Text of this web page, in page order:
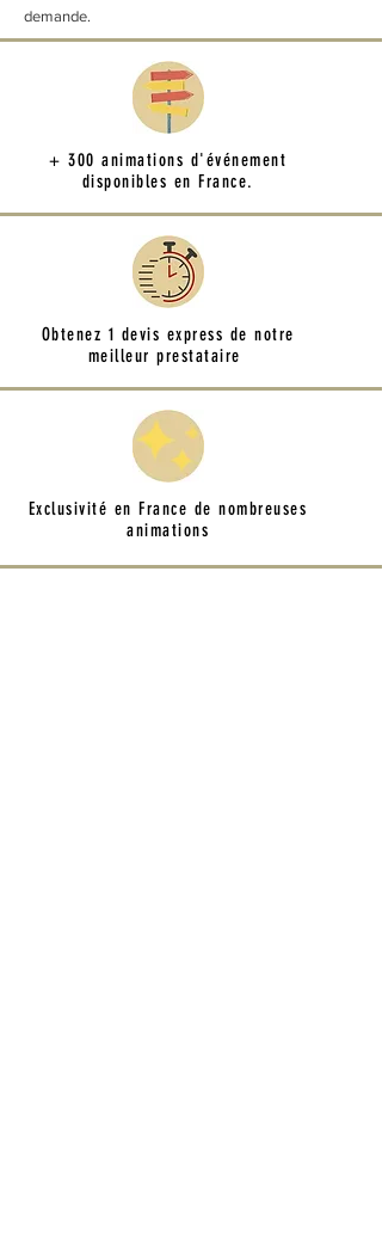
demande.
+ 300 animations d'événement
disponibles en France.
Obtenez 1 devis express de notre
meilleur prestataire
Exclusivité en France de nombreuses
animations